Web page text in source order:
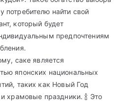
потребителю найти свой
который будет
предпочтениям
саке является
японских национальных
таких как Новый Год
храмовые праздники. 🍾 Это